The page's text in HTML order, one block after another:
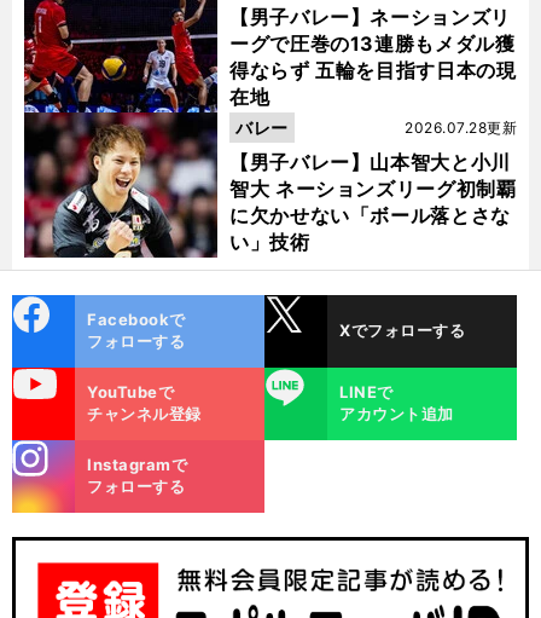
【男子バレー】ネーションズリ
ーグで圧巻の13連勝もメダル獲
得ならず 五輪を目指す日本の現
在地
【男子バレー】山本智大と小川
智大 ネーションズリーグ初制覇
に欠かせない「ボール落とさな
い」技術
2026.07.28更新
バレー
ok
Facebookで
フォローする
Xでフォローする
YouTubeで
チャンネル登録
LINE
LINEで
アカウント追加
m
Instagramで
フォローする